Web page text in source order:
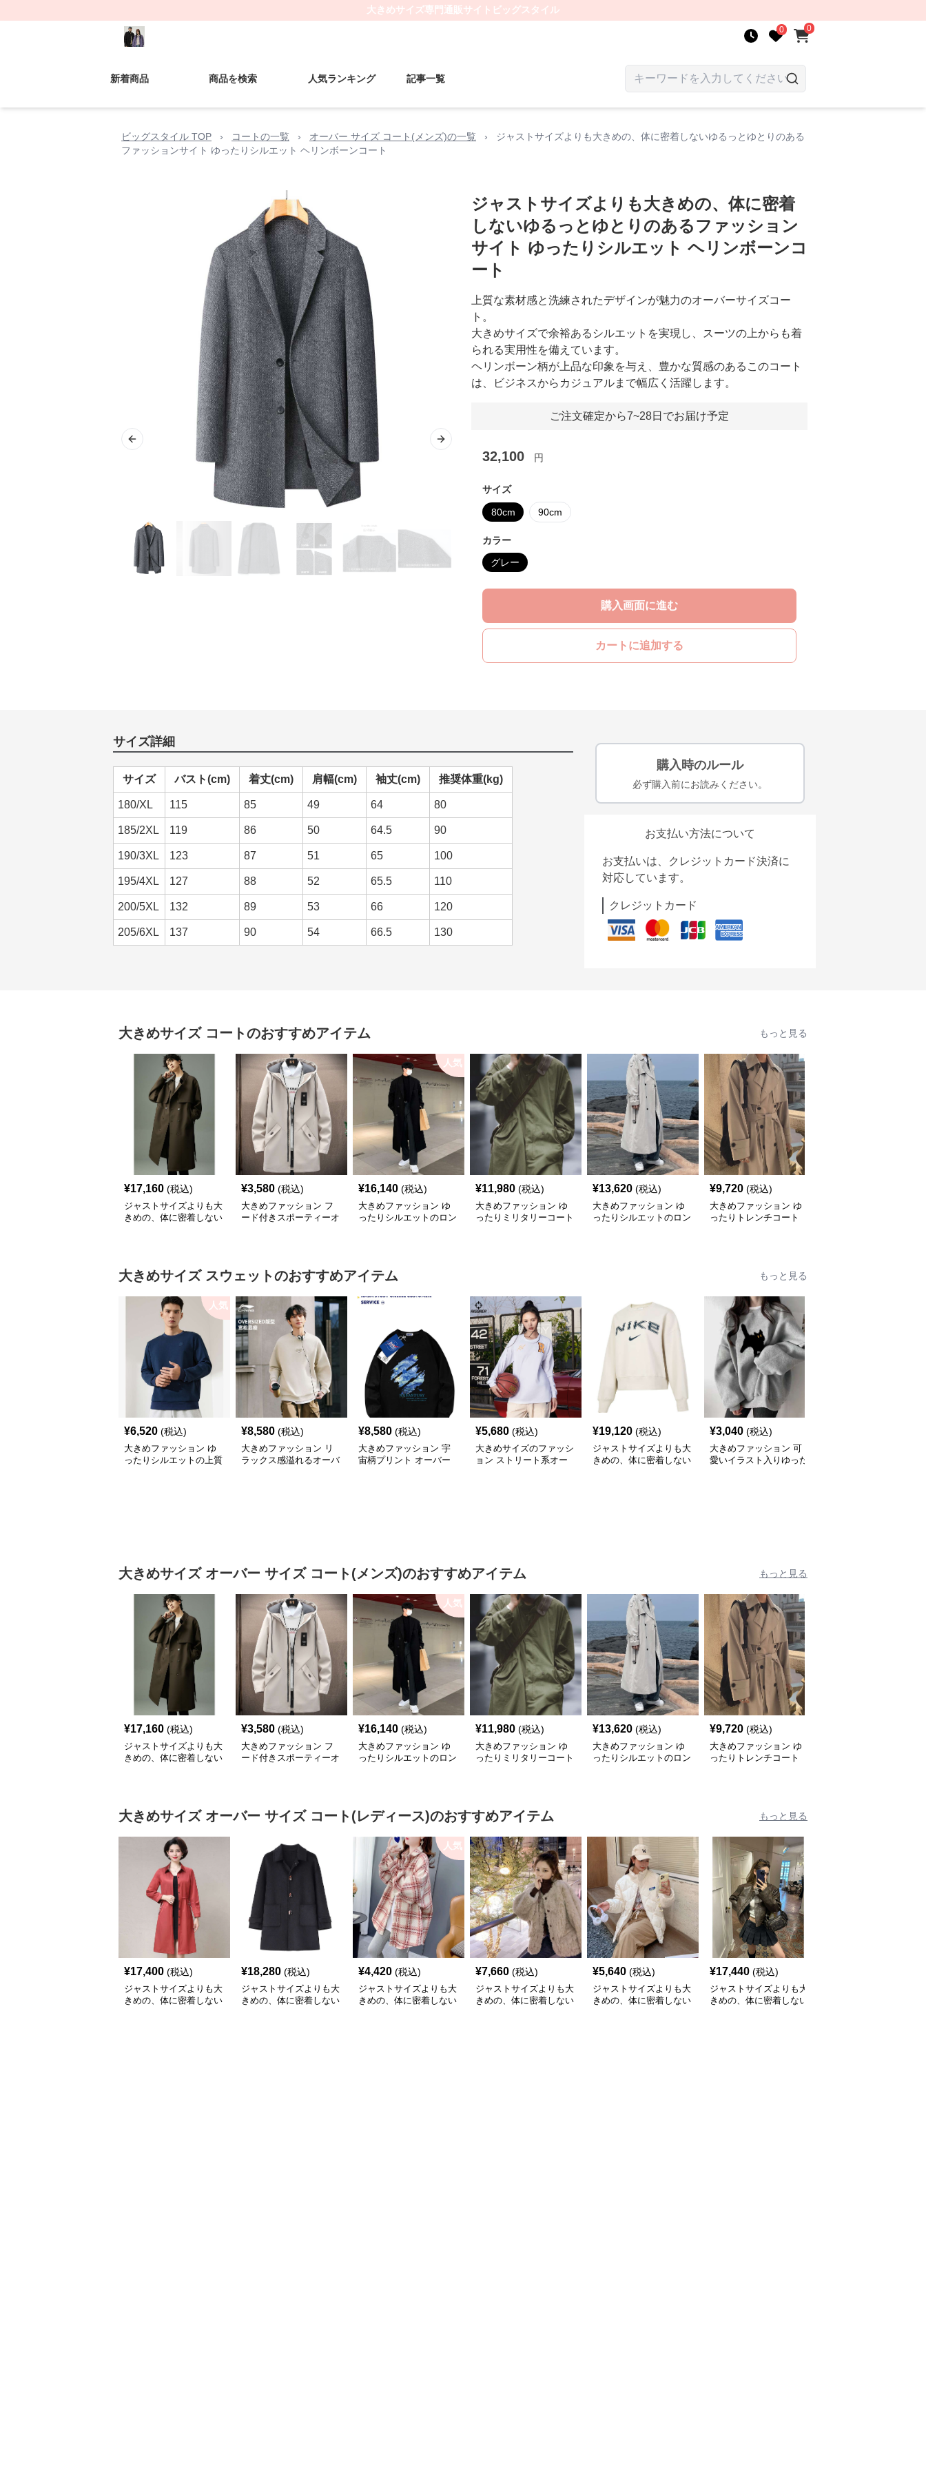
大きめサイズ専門通販サイト ビッグスタイル
0 0
新着商品 商品を検索 人気ランキング 記事一覧
ビッグスタイル TOP › コートの一覧 › オーバー サイズ コート(メンズ)の一覧 ›
ジャストサイズよりも大きめの、体に密着しないゆるっとゆとりのある
ファッションサイト ゆったりシルエット ヘリンボーンコート
Previous slide Next slide
ジャストサイズよりも大きめの、体に密着
しないゆるっとゆとりのあるファッション
サイト ゆったりシルエット ヘリンボーンコ
ート
上質な素材感と洗練されたデザインが魅力のオーバーサイズコー
ト。
大きめサイズで余裕あるシルエットを実現し、スーツの上からも着
られる実用性を備えています。
ヘリンボーン柄が上品な印象を与え、豊かな質感のあるこのコート
は、ビジネスからカジュアルまで幅広く活躍します。
ご注文確定から7~28日でお届け予定
32,100 円
サイズ
80cm 90cm
カラー
グレー
購入画面に進む
カートに追加する
サイズ詳細
サイズ バスト(cm) 着丈(cm) 肩幅(cm) 袖丈(cm) 推奨体重(kg)
180/XL 115 85 49 64 80
185/2XL 119 86 50 64.5 90
190/3XL 123 87 51 65 100
195/4XL 127 88 52 65.5 110
200/5XL 132 89 53 66 120
205/6XL 137 90 54 66.5 130
購入時のルール
必ず購入前にお読みください。
お支払い方法について
お支払いは、クレジットカード決済に
対応しています。
クレジットカード
大きめサイズ コートのおすすめアイテム もっと見る
¥17,160 (税込)
ジャストサイズよりも大
きめの、体に密着しない
¥3,580 (税込)
大きめファッション フ
ード付きスポーティーオ
人気
¥16,140 (税込)
大きめファッション ゆ
ったりシルエットのロン
¥11,980 (税込)
大きめファッション ゆ
ったりミリタリーコート
¥13,620 (税込)
大きめファッション ゆ
ったりシルエットのロン
¥9,720 (税込)
大きめファッション ゆ
ったりトレンチコート
大きめサイズ スウェットのおすすめアイテム もっと見る
人気
¥6,520 (税込)
大きめファッション ゆ
ったりシルエットの上質
¥8,580 (税込)
大きめファッション リ
ラックス感溢れるオーバ
¥8,580 (税込)
大きめファッション 宇
宙柄プリント オーバー
¥5,680 (税込)
大きめサイズのファッシ
ョン ストリート系オー
¥19,120 (税込)
ジャストサイズよりも大
きめの、体に密着しない
¥3,040 (税込)
大きめファッション 可
愛いイラスト入りゆった
大きめサイズ オーバー サイズ コート(メンズ)のおすすめアイテム もっと見る
¥17,160 (税込)
ジャストサイズよりも大
きめの、体に密着しない
¥3,580 (税込)
大きめファッション フ
ード付きスポーティーオ
人気
¥16,140 (税込)
大きめファッション ゆ
ったりシルエットのロン
¥11,980 (税込)
大きめファッション ゆ
ったりミリタリーコート
¥13,620 (税込)
大きめファッション ゆ
ったりシルエットのロン
¥9,720 (税込)
大きめファッション ゆ
ったりトレンチコート
大きめサイズ オーバー サイズ コート(レディース)のおすすめアイテム もっと見る
¥17,400 (税込)
ジャストサイズよりも大
きめの、体に密着しない
¥18,280 (税込)
ジャストサイズよりも大
きめの、体に密着しない
人気
¥4,420 (税込)
ジャストサイズよりも大
きめの、体に密着しない
¥7,660 (税込)
ジャストサイズよりも大
きめの、体に密着しない
¥5,640 (税込)
ジャストサイズよりも大
きめの、体に密着しない
¥17,440 (税込)
ジャストサイズよりも大
きめの、体に密着しない